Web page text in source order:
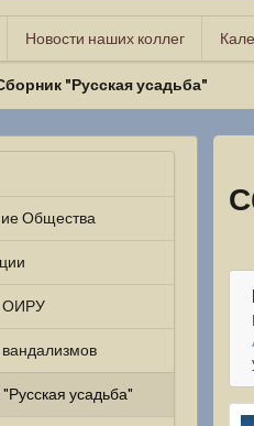
Новости наших коллег
"Русская усадьба"
Общества
ОИРУ
усадьба"